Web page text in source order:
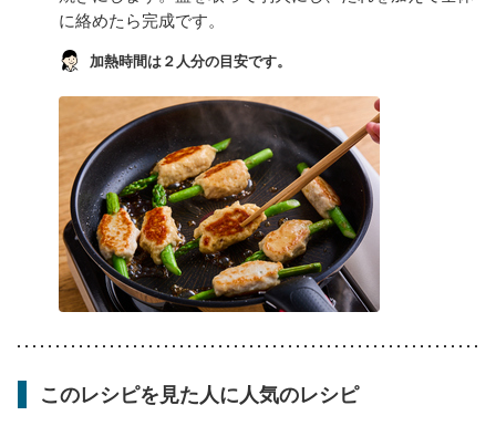
に絡めたら完成です。
加熱時間は２人分の目安です。
このレシピを見た人に人気のレシピ